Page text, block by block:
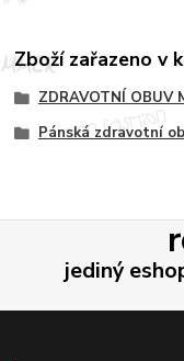
Zboží zařazeno v
ZDRAVOTNÍ OBUV
Pánská zdravotní
jediný